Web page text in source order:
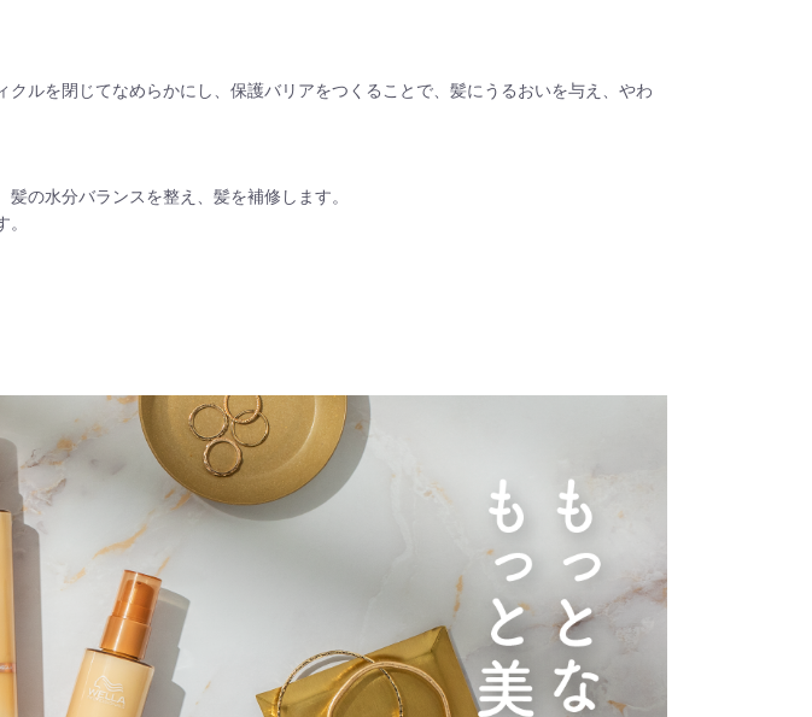
ルを閉じてなめらかにし、保護バリアをつくることで、髪にうるおいを与え、やわ
の水分バランスを整え、髪を補修します。